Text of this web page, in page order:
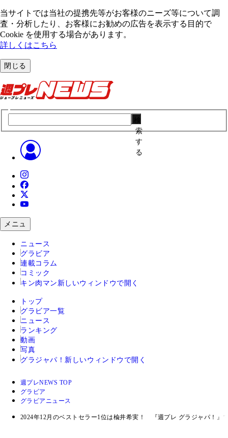
当サイトでは当社の提携先等がお客様のニーズ等について調
査・分析したり、お客様にお勧めの広告を表⽰する⽬的で
Cookie を使⽤する場合があります。
詳しくはこちら
閉じる
索
す
る
メニュ
ニュース
グラビア
連載コラム
コミック
キン肉マン 新しいウィンドウで開く
トップ
グラビア一覧
ニュース
ランキング
動画
写真
グラジャパ！ 新しいウィンドウで開く
週プレNEWS TOP
グラビア
グラビアニュース
2024年12月のベストセラー1位は楡井希実！ 『週プレ グラジャパ！』